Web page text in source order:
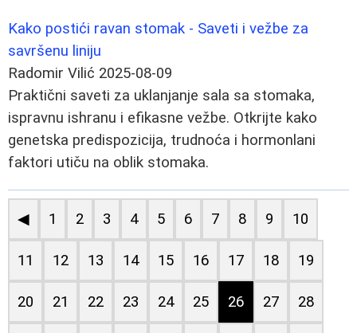
Kako postići ravan stomak - Saveti i vežbe za
savršenu liniju
Radomir Vilić 2025-08-09
Praktični saveti za uklanjanje sala sa stomaka,
ispravnu ishranu i efikasne vežbe. Otkrijte kako
genetska predispozicija, trudnoća i hormonlani
faktori utiču na oblik stomaka.
◀ 1 2 3 4 5 6 7 8 9 10
11 12 13 14 15 16 17 18 19
20 21 22 23 24 25 26 27 28